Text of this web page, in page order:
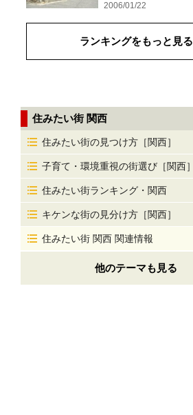
2006/01/22
ランキングをもっと見る
住みたい街 関西
住みたい街の見つけ方［関西］
子育て・環境重視の街選び［関西］
住みたい街ランキング・関西
キケンな街の見分け方［関西］
住みたい街 関西 関連情報
他のテーマも見る